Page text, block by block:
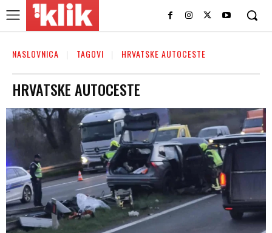
NASLOVNICA TAGOVI HRVATSKE AUTOCESTE
HRVATSKE AUTOCESTE